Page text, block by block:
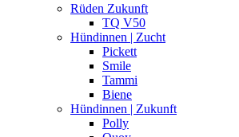
Rüden Zukunft
TQ V50
Hündinnen | Zucht
Pickett
Smile
Tammi
Biene
Hündinnen | Zukunft
Polly